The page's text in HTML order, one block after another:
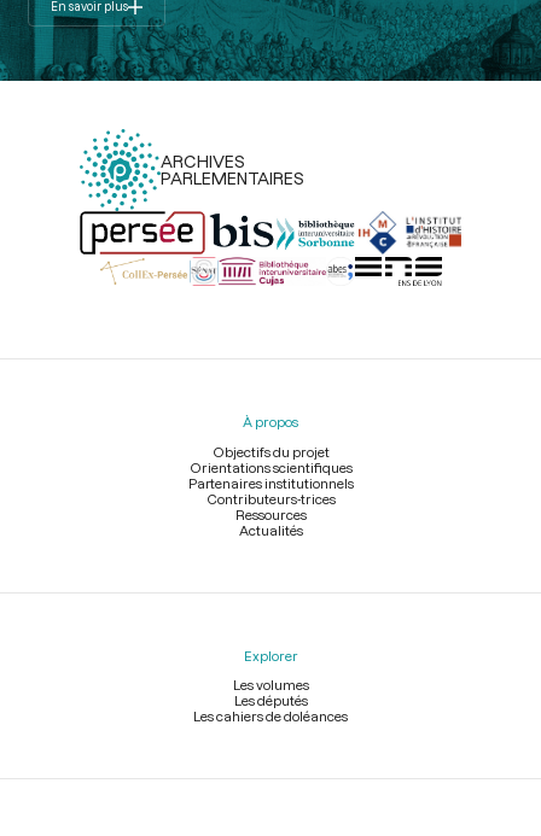
En savoir plus
ARCHIVES
PARLEMENTAIRES
Menu
À propos
Objectifs du projet
Orientations scientifiques
Partenaires institutionnels
Contributeurs-trices
Ressources
Actualités
Explorer
Les volumes
Les députés
Les cahiers de doléances